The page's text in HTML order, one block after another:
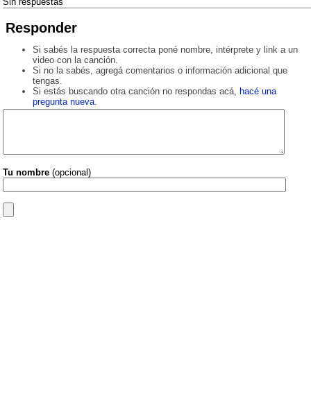
Responder
Si sabés la respuesta correcta poné nombre, intérprete y link a un
video con la canción.
Si no la sabés, agregá comentarios o información adicional que
tengas.
Si estás buscando otra canción no respondas acá, hacé una
pregunta nueva.
Tu nombre (opcional)